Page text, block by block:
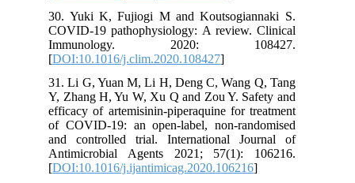
30. Yuki K, Fujiogi M and Koutsogiannaki S.
COVID-19 pathophysiology: A review. Clinical
Immunology. 2020: 108427.
[DOI:10.1016/j.clim.2020.108427
31. Li G, Yuan M, Li H, Deng C, Wang Q, Tang
Y, Zhang H, Yu W, Xu Q and Zou Y. Safety and
efficacy of artemisinin-piperaquine for treatment
of COVID-19: an open-label, non-randomised
and controlled trial. International Journal of
Antimicrobial Agents 2021; 57(1): 106216.
[DOI:10.1016/j.ijantimicag.2020.106216